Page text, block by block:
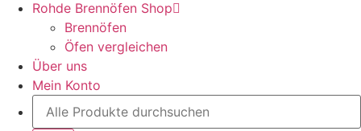
Rohde Brennöfen Shop
Brennöfen
Öfen vergleichen
Über uns
Mein Konto